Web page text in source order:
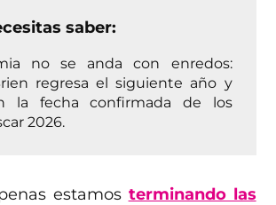
saber:
no se anda con enredos:
regresa el siguiente año y
la fecha confirmada de los
2026.
estamos terminando las